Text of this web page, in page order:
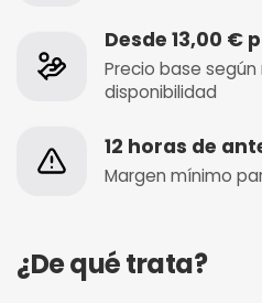
Desde 13,00 €
Precio base
disponibilidad
12 horas de
Margen mínimo
¿De qué trata?